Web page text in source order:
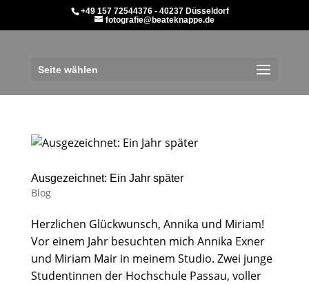
+49 157 72544376 - 40237 Düsseldorf
fotografie@beateknappe.de
Seite wählen
Ausgezeichnet: Ein Jahr später
Blog
Herzlichen Glückwunsch, Annika und Miriam!
Vor einem Jahr besuchten mich Annika Exner
und Miriam Mair in meinem Studio. Zwei junge
Studentinnen der Hochschule Passau, voller